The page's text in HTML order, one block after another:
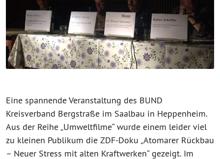
Eine spannende Veranstaltung des BUND
Kreisverband Bergstraße im Saalbau in Heppenheim.
Aus der Reihe „Umweltfilme“ wurde einem leider viel
zu kleinen Publikum die ZDF-Doku „Atomarer Rückbau
– Neuer Stress mit alten Kraftwerken“ gezeigt. Im